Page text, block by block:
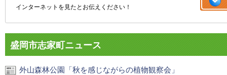
インターネットを見たとお伝えください！
盛岡市志家町ニュース
外山森林公園「秋を感じながらの植物観察会」